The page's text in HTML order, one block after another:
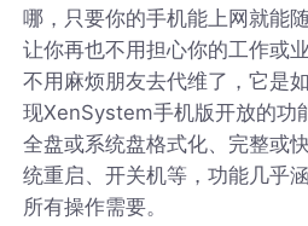
哪，只要你的手机能上网就能
让你再也不用担心你的工作或
不用麻烦朋友去代维了，它是
现XenSystem手机版开放的功
全盘或系统盘格式化、完整或
统重启、开关机等，功能几乎
所有操作需要。